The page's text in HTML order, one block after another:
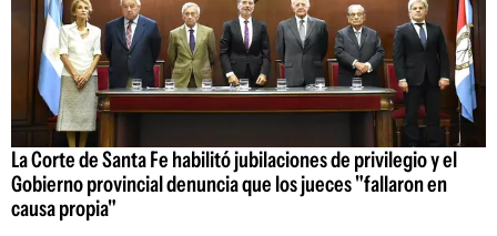
La Corte de Santa Fe habilitó jubilaciones de privilegio y el
Gobierno provincial denuncia que los jueces "fallaron en
causa propia"